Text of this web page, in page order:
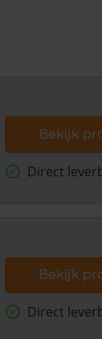
Bekijk
Direct
Bekijk
Direct